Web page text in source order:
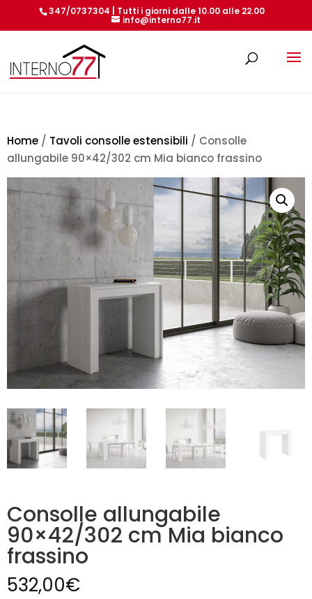
347/0737304 | Tutti i giorni dalle 10.00 alle 22.00
info@interno77.it
Home / Tavoli consolle estensibili / Consolle
allungabile 90×42/302 cm Mia bianco frassino
Consolle allungabile
90×42/302 cm Mia bianco
frassino
532,00€